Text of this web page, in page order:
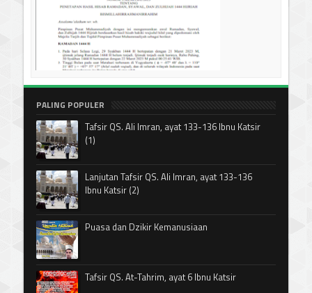
PALING POPULER
Tafsir QS. Ali Imran, ayat 133-136 Ibnu Katsir
(1)
Lanjutan Tafsir QS. Ali Imran, ayat 133-136
Ibnu Katsir (2)
Puasa dan Dzikir Kemanusiaan
Tafsir QS. At-Tahrim, ayat 6 Ibnu Katsir